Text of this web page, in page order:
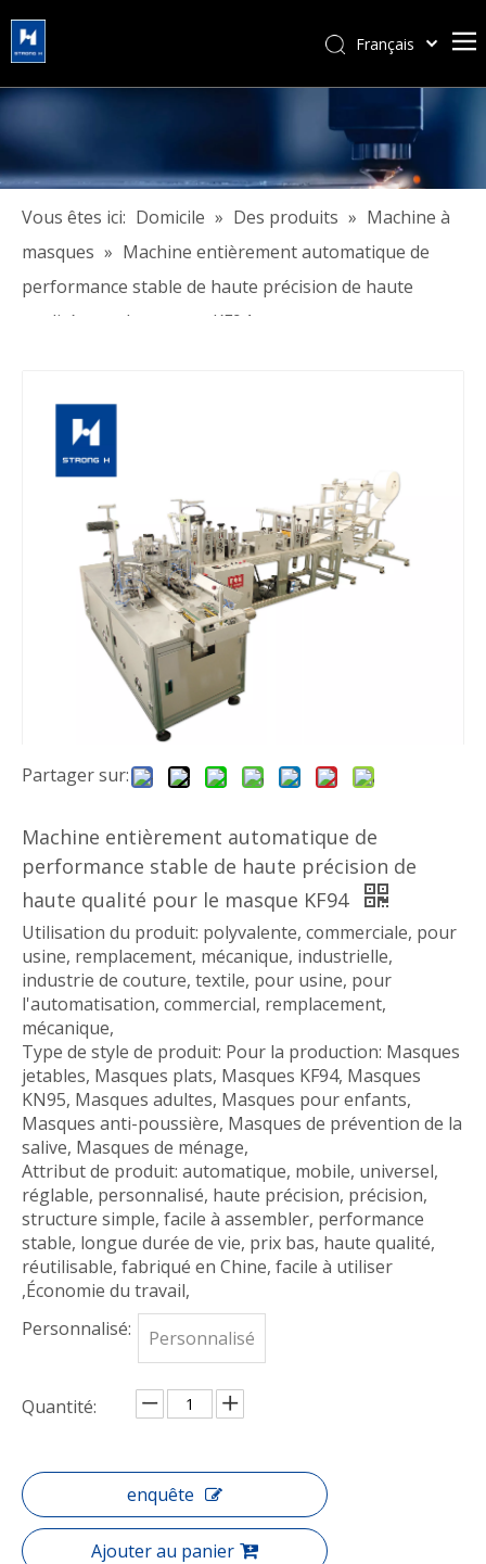
Français
Türk dili
Tiếng Việt
Español
Pусский
Vous êtes ici: Domicile » Des produits » Machine à
masques » Machine entièrement automatique de
performance stable de haute précision de haute
qualité pour le masque KF94
Partager sur:
Machine entièrement automatique de
performance stable de haute précision de
haute qualité pour le masque KF94
Utilisation du produit: polyvalente, commerciale, pour
usine, remplacement, mécanique, industrielle,
industrie de couture, textile, pour usine, pour
l'automatisation, commercial, remplacement,
mécanique,
Type de style de produit: Pour la production: Masques
jetables, Masques plats, Masques KF94, Masques
KN95, Masques adultes, Masques pour enfants,
Masques anti-poussière, Masques de prévention de la
salive, Masques de ménage,
Attribut de produit: automatique, mobile, universel,
réglable, personnalisé, haute précision, précision,
structure simple, facile à assembler, performance
stable, longue durée de vie, prix bas, haute qualité,
réutilisable, fabriqué en Chine, facile à utiliser
,Économie du travail,
Personnalisé:
Personnalisé
Quantité:
enquête
Ajouter au panier